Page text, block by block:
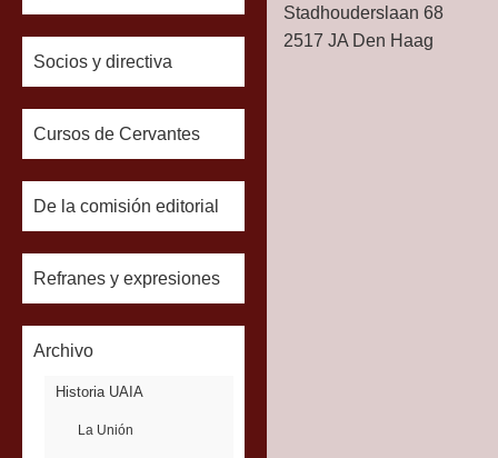
Socios y directiva
Cursos de Cervantes
De la comisión editorial
Refranes y expresiones
Archivo
Historia UAIA
La Unión
Stadhouderslaan 68
2517 JA Den Haag